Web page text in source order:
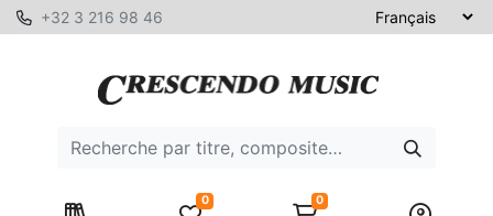
+32 3 216 98 46
0 0